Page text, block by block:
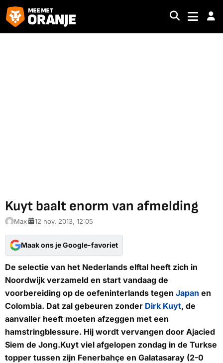
Kuyt baalt enorm van afmelding
Max 12 nov. 2013, 12:05
Maak ons je Google-favoriet
De selectie van het Nederlands elftal heeft zich in
Noordwijk verzameld en start vandaag de
voorbereiding op de oefeninterlands tegen Japan en
Colombia. Dat zal gebeuren zonder Dirk Kuyt, de
aanvaller heeft moeten afzeggen met een
hamstringblessure. Hij wordt vervangen door Ajacied
Siem de Jong.Kuyt viel afgelopen zondag in de Turkse
topper tussen zijn Fenerbahçe en Galatasaray (2-0